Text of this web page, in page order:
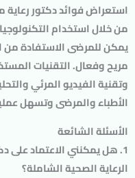
استعراض فوائد دكتور
من خلال استخدام
يمكن للمرضى الاستفادة من
مريح وفعال. التقنيات
وتقنية الفيديو المرئي
الأطباء والمرضى وتسهل
الأسئلة الشائعة
1. هل يمكنني الاعتماد على دكتور رعاية مركزة
الرعاية الصحية الشاملة؟